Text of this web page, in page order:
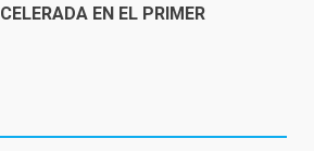
EN EL PRIMER